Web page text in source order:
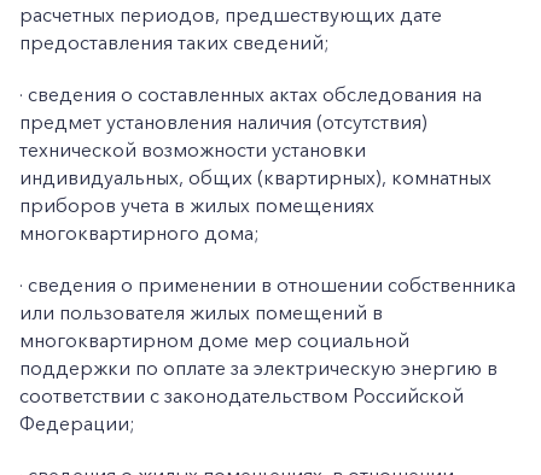
расчетных периодов, предшествующих дате
предоставления таких сведений;
· сведения о составленных актах обследования на
предмет установления наличия (отсутствия)
технической возможности установки
индивидуальных, общих (квартирных), комнатных
приборов учета в жилых помещениях
многоквартирного дома;
· сведения о применении в отношении собственника
или пользователя жилых помещений в
многоквартирном доме мер социальной
поддержки по оплате за электрическую энергию в
соответствии с законодательством Российской
Федерации;